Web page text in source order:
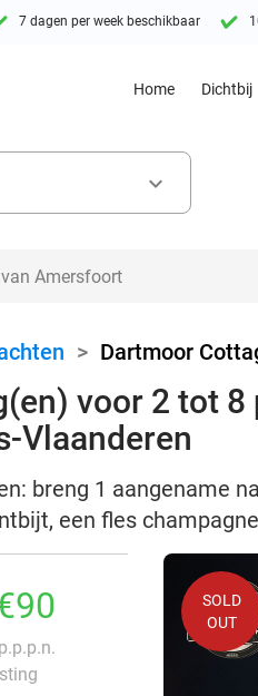
7 dagen per week beschikbaar
Home Dichtbij
keyboard_arrow_down
> Dartmoor
voor 2 tot
Vlaanderen
breng 1 aangename
een fles
SOLD
OUT